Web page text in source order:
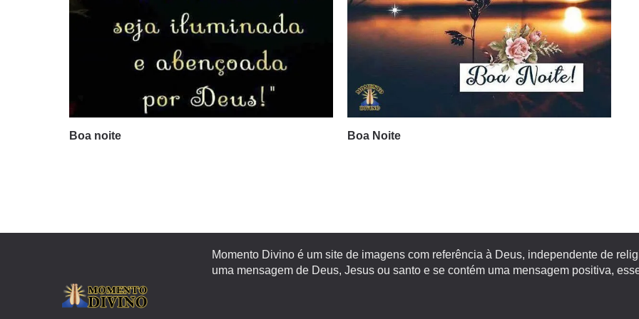
Boa noite Boa Noite
Momento Divino é um site de imagens com referência à Deus, independente de
uma mensagem de Deus, Jesus ou santo e se contém uma mensagem positiva,